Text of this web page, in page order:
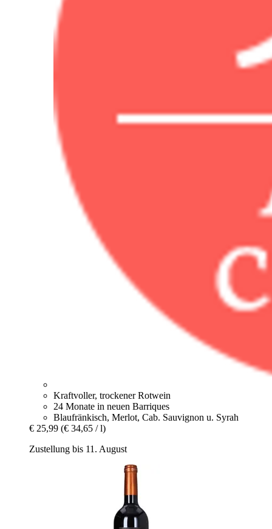
Kraftvoller, trockener Rotwein
24 Monate in neuen Barriques
Blaufränkisch, Merlot, Cab. Sauvignon u. Syrah
€ 25,99 (€ 34,65 / l)
Zustellung bis 11. August